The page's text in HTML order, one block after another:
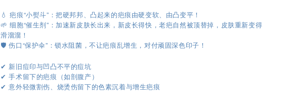
💧 疤痕“小熨斗”：把硬邦邦、凸起来的疤痕由硬变软、由凸变平！
🌱 细胞“催生剂”：加速新皮肤长出来，新皮长得快，老疤自然被顶替掉，皮肤重新变得
滑溜溜！
🛡️ 伤口“保护伞”：锁水阻菌，不让疤痕乱增生，对付顽固深色印子！
✔︎ 新旧痘印与凹凸不平的痘坑
✔︎ 手术留下的疤痕（如剖腹产）
✔︎ 意外轻微割伤、烧烫伤留下的色素沉着与增生疤痕